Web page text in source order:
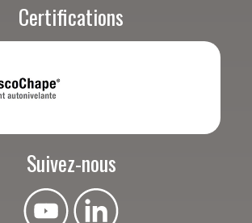
Certifications
Suivez-nous